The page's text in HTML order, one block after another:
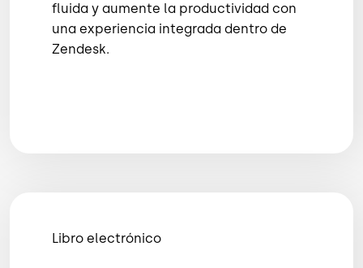
fluida y aumente la productividad con
una experiencia integrada dentro de
Zendesk.
Libro electrónico